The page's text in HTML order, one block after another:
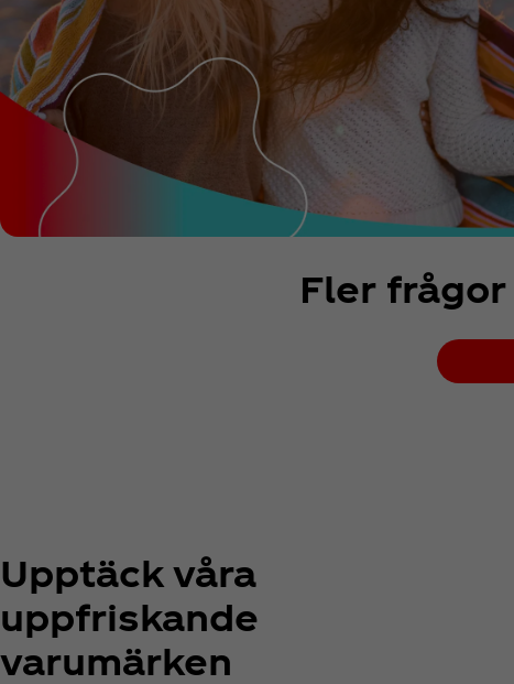
Fler frågor
Upptäck våra
uppfriskande
varumärken